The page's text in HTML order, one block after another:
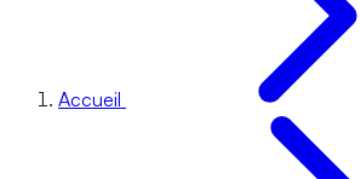
Accueil